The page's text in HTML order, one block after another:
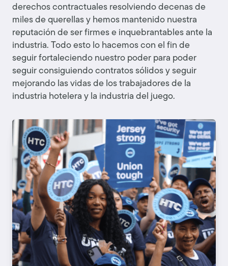
derechos contractuales resolviendo decenas de
miles de querellas y hemos mantenido nuestra
reputación de ser firmes e inquebrantables ante la
industria. Todo esto lo hacemos con el fin de
seguir fortaleciendo nuestro poder para poder
seguir consiguiendo contratos sólidos y seguir
mejorando las vidas de los trabajadores de la
industria hotelera y la industria del juego.